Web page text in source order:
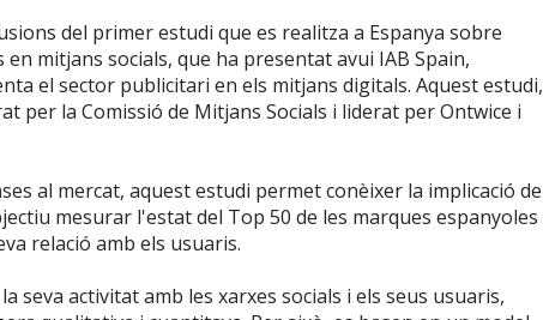
del primer estudi que es realitza a Espanya sobre
mitjans socials, que ha presentat avui IAB Spain,
el sector publicitari en els mitjans digitals. Aquest estudi,
per la Comissió de Mitjans Socials i liderat per Ontwice i
al mercat, aquest estudi permet conèixer la implicació de
mesurar l'estat del Top 50 de les marques espanyoles
relació amb els usuaris.
seva activitat amb les xarxes socials i els seus usuaris,